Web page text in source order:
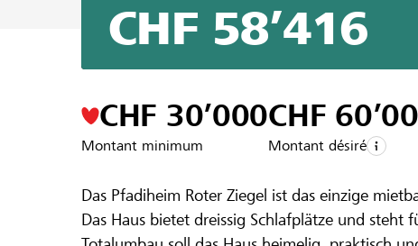
Pfadiheim
Un projet de la région de la
Das Pfadiheim Roter Ziegel ist das einzige
Das Haus bietet dreissig Schlafplätze und steht
CHF 58’416
CHF 30’000
Montant minimum
CHF
Montant désiré